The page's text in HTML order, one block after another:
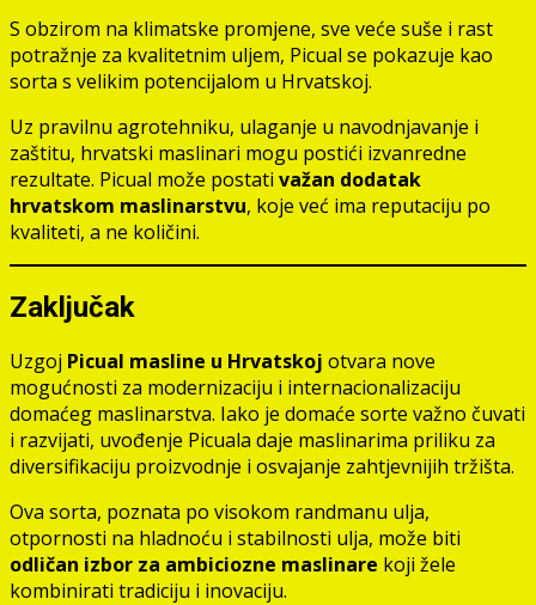
S obzirom na klimatske promjene, sve veće suše i rast
potražnje za kvalitetnim uljem, Picual se pokazuje kao
sorta s velikim potencijalom u Hrvatskoj.
Uz pravilnu agrotehniku, ulaganje u navodnjavanje i
zaštitu, hrvatski maslinari mogu postići izvanredne
rezultate. Picual može postati važan dodatak
hrvatskom maslinarstvu, koje već ima reputaciju po
kvaliteti, a ne količini.
Zaključak
Uzgoj Picual masline u Hrvatskoj otvara nove
mogućnosti za modernizaciju i internacionalizaciju
domaćeg maslinarstva. Iako je domaće sorte važno čuvati
i razvijati, uvođenje Picuala daje maslinarima priliku za
diversifikaciju proizvodnje i osvajanje zahtjevnijih tržišta.
Ova sorta, poznata po visokom randmanu ulja,
otpornosti na hladnoću i stabilnosti ulja, može biti
odličan izbor za ambiciozne maslinare koji žele
kombinirati tradiciju i inovaciju.